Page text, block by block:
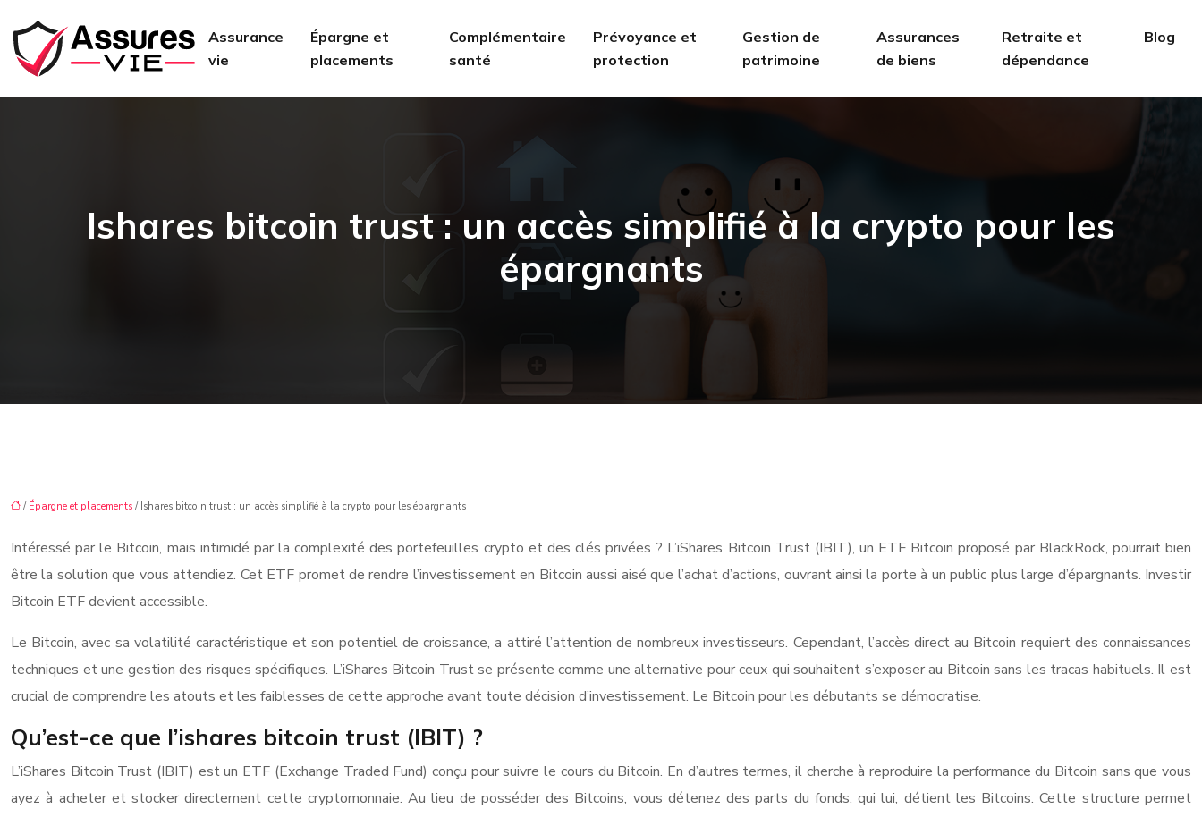
Assurance
vie
Épargne et
placements
Complémentaire
santé
Prévoyance et
protection
Gestion de
patrimoine
Assurances
de biens
Retraite et
dépendance
Blog
Ishares bitcoin trust : un accès simplifié à la crypto pour les
épargnants
/ Épargne et placements / Ishares bitcoin trust : un accès simplifié à la crypto pour les épargnants
Intéressé par le Bitcoin, mais intimidé par la complexité des portefeuilles crypto et des clés privées ? L’iShares Bitcoin Trust (IBIT), un ETF Bitcoin proposé par BlackRock, pourrait bien
être la solution que vous attendiez. Cet ETF promet de rendre l’investissement en Bitcoin aussi aisé que l’achat d’actions, ouvrant ainsi la porte à un public plus large d’épargnants. Investir
Bitcoin ETF devient accessible.
Le Bitcoin, avec sa volatilité caractéristique et son potentiel de croissance, a attiré l’attention de nombreux investisseurs. Cependant, l’accès direct au Bitcoin requiert des connaissances
techniques et une gestion des risques spécifiques. L’iShares Bitcoin Trust se présente comme une alternative pour ceux qui souhaitent s’exposer au Bitcoin sans les tracas habituels. Il est
crucial de comprendre les atouts et les faiblesses de cette approche avant toute décision d’investissement. Le Bitcoin pour les débutants se démocratise.
Qu’est-ce que l’ishares bitcoin trust (IBIT) ?
L’iShares Bitcoin Trust (IBIT) est un ETF (Exchange Traded Fund) conçu pour suivre le cours du Bitcoin. En d’autres termes, il cherche à reproduire la performance du Bitcoin sans que vous
ayez à acheter et stocker directement cette cryptomonnaie. Au lieu de posséder des Bitcoins, vous détenez des parts du fonds, qui lui, détient les Bitcoins. Cette structure permet